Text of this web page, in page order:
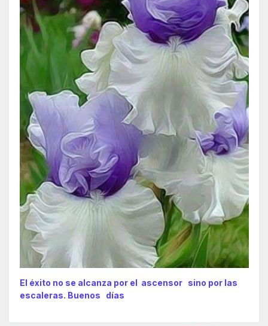
El éxito no se alcanza por el ascensor sino por las
escaleras. Buenos días